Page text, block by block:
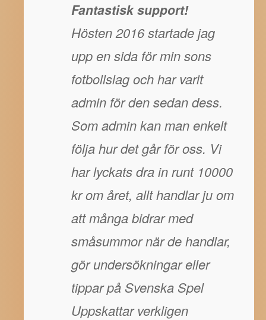
Fantastisk support!
Hösten 2016 startade jag
upp en sida för min sons
fotbollslag och har varit
admin för den sedan dess.
Som admin kan man enkelt
följa hur det går för oss. Vi
har lyckats dra in runt 10000
kr om året, allt handlar ju om
att många bidrar med
småsummor när de handlar,
gör undersökningar eller
tippar på Svenska Spel
Uppskattar verkligen